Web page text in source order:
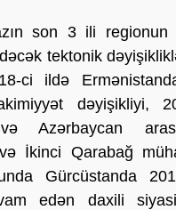
son 3 ili regionun
tektonik
ci ildə
dəyişikliyi,
Azərbaycan
İkinci Qarabağ
Gürcüstanda
edən daxili